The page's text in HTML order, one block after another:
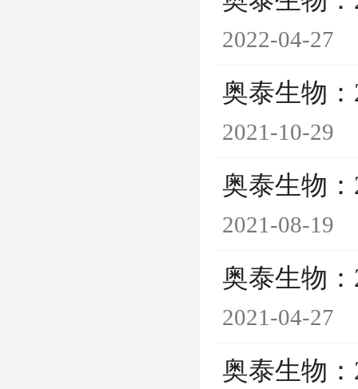
2022-04-27
奥泰生物
2021-10-29
奥泰生物
2021-08-19
奥泰生物
2021-04-27
奥泰生物